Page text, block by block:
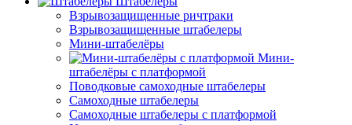
Взрывозащищенные ричтраки
Взрывозащищенные штабелеры
Мини-штабелёры
Мини-
штабелёры с платформой
Поводковые самоходные штабелеры
Самоходные штабелеры
Самоходные штабелеры с платформой